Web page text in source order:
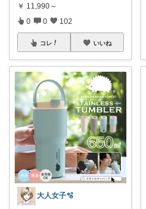
￥ 11,990～
0 0 102
コレ いいね
大人女子🫧